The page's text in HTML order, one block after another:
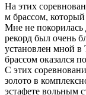
На этих
м брассом, который
Мне не покорилась
рекорд был очень
установлен мной в
брассом оказался
С этих
золото в
эстафете вольным